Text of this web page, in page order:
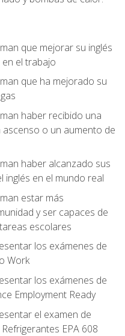
que mejorar su inglés
el trabajo
que ha mejorado su
haber recibido una
o un aumento de
haber alcanzado sus
inglés en el mundo real
estar más
y ser capaces de
escolares
los exámenes de
Work
los exámenes de
Employment Ready
el examen de
EPA 608